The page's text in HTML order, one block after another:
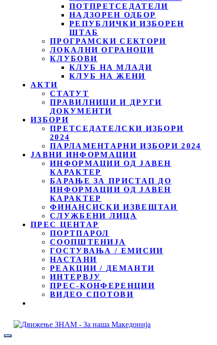
ПОТПРЕТСЕДАТЕЛИ
НАДЗОРЕН ОДБОР
РЕПУБЛИЧКИ ИЗБОРЕН
ШТАБ
ПРОГРАМСКИ СЕКТОРИ
ЛОКАЛНИ ОГРАНОЦИ
КЛУБОВИ
КЛУБ НА МЛАДИ
КЛУБ НА ЖЕНИ
АКТИ
СТАТУТ
ПРАВИЛНИЦИ И ДРУГИ
ДОКУМЕНТИ
ИЗБОРИ
ПРЕТСЕДАТЕЛСКИ ИЗБОРИ
2024
ПАРЛАМЕНТАРНИ ИЗБОРИ 2024
ЈАВНИ ИНФОРМАЦИИ
ИНФОРМАЦИИ ОД ЈАВЕН
КАРАКТЕР
БАРАЊЕ ЗА ПРИСТАП ДО
ИНФОРМАЦИИ ОД ЈАВЕН
КАРАКТЕР
ФИНАНСИСКИ ИЗВЕШТАИ
СЛУЖБЕНИ ЛИЦА
ПРЕС ЦЕНТАР
ПОРТПАРОЛ
СООПШТЕНИЈА
ГОСТУВАЊА / ЕМИСИИ
НАСТАНИ
РЕАКЦИИ / ДЕМАНТИ
ИНТЕРВЈУ
ПРЕС-КОНФЕРЕНЦИИ
ВИДЕО СПОТОВИ